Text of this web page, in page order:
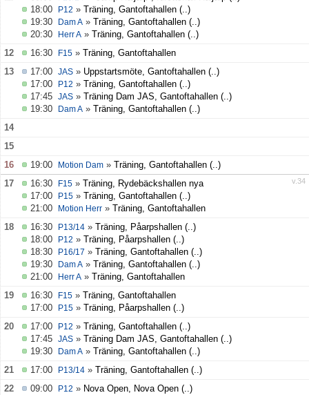
18:00
P12 » Träning, Gantoftahallen (..)
19:30
Dam A » Träning, Gantoftahallen (..)
20:30
Herr A » Träning, Gantoftahallen (..)
12
16:30 F15 » Träning, Gantoftahallen
13
17:00 JAS » Uppstartsmöte, Gantoftahallen (..)
17:00
P12 » Träning, Gantoftahallen (..)
17:45 JAS » Träning Dam JAS, Gantoftahallen (..)
19:30
Dam A » Träning, Gantoftahallen (..)
14
15
16
19:00 Motion Dam » Träning, Gantoftahallen (..)
v.34
17 16:30 F15 » Träning, Rydebäckshallen nya
17:00
P15 » Träning, Gantoftahallen (..)
21:00
Motion Herr » Träning, Gantoftahallen
18
16:30 P13/14 » Träning, Påarpshallen (..)
18:00
P12 » Träning, Påarpshallen (..)
18:30
P16/17 » Träning, Gantoftahallen (..)
19:30
Dam A » Träning, Gantoftahallen (..)
21:00
Herr A » Träning, Gantoftahallen
19
16:30 F15 » Träning, Gantoftahallen
17:00
P15 » Träning, Påarpshallen (..)
20
17:00 P12 » Träning, Gantoftahallen (..)
17:45 JAS » Träning Dam JAS, Gantoftahallen (..)
19:30
Dam A » Träning, Gantoftahallen (..)
21
17:00 P13/14 » Träning, Gantoftahallen (..)
22
09:00 P12 » Nova Open, Nova Open (..)